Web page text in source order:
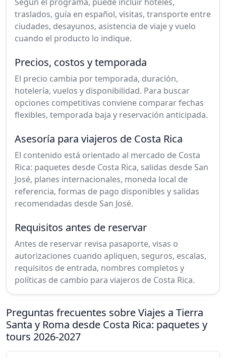
traslados, guía en español, visitas, transporte entre
ciudades, desayunos, asistencia de viaje y vuelo
cuando el producto lo indique.
Precios, costos y temporada
El precio cambia por temporada, duración,
hotelería, vuelos y disponibilidad. Para buscar
opciones competitivas conviene comparar fechas
flexibles, temporada baja y reservación anticipada.
Asesoría para viajeros de Costa Rica
El contenido está orientado al mercado de Costa
Rica: paquetes desde Costa Rica, salidas desde San
José, planes internacionales, moneda local de
referencia, formas de pago disponibles y salidas
recomendadas desde San José.
Requisitos antes de reservar
Antes de reservar revisa pasaporte, visas o
autorizaciones cuando apliquen, seguros, escalas,
requisitos de entrada, nombres completos y
políticas de cambio para viajeros de Costa Rica.
Preguntas frecuentes sobre Viajes a Tierra
Santa y Roma desde Costa Rica: paquetes y
tours 2026-2027